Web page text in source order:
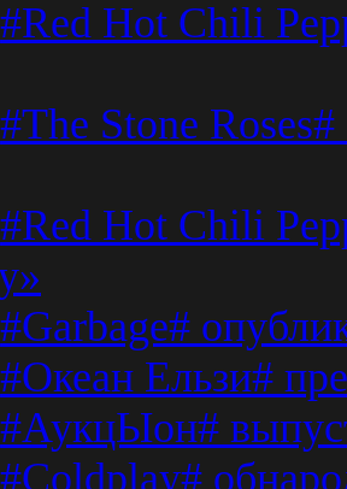
#Red Hot Chili
#The Stone
#Red Hot Chili
#Garbage#
#Океан Ельзи#
#АукцЫон#
#Coldplay#